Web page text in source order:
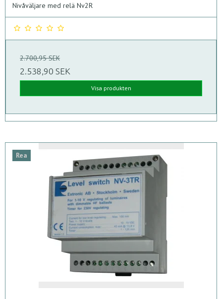
Nivåväljare med relä Nv2R
2.700,95 SEK
2.538,90 SEK
Visa produkten
Rea